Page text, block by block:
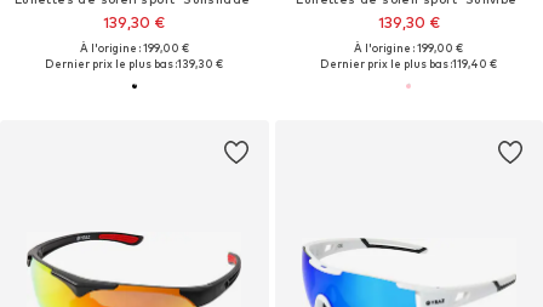
139,30 €
À l'origine : 199,00 €
Dernier prix le plus bas :139,30 €
139,30 €
À l'origine : 199,00 €
Dernier prix le plus bas :119,40 €